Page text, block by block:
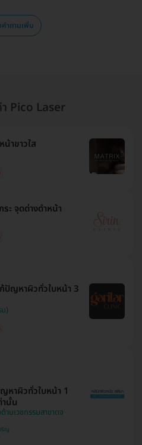
ำถามเพิ่ม
Pico Laser
าขาวใส
ะ จุดด่างดำหน้า
ญหาผิวทั่วใบหน้า 3
)
าผิวทั่วใบหน้า 1
นั้น
านเวชกรรมสาขาตจ
อย , ภาษีเจริญ